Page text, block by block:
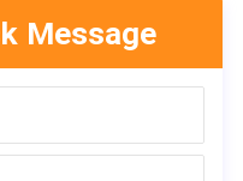
Message